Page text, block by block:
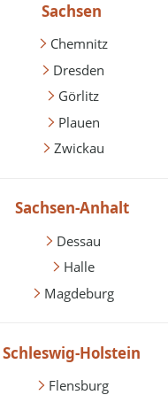
Sachsen
Chemnitz
Dresden
Görlitz
Plauen
Zwickau
Sachsen-Anhalt
Dessau
Halle
Magdeburg
Schleswig-Holstein
Flensburg